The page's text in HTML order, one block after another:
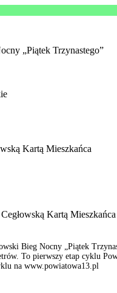
„Piątek Trzynastego”
Kartą Mieszkańca
Kartą Mieszkańca
Bieg Nocny „Piątek
To pierwszy etap cyklu
na www.powiatowa13.pl